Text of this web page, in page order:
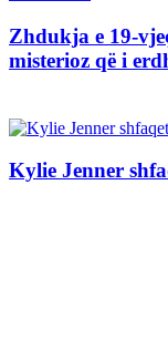
Zhdukja e 19-
misterioz që i
Kylie Jenner